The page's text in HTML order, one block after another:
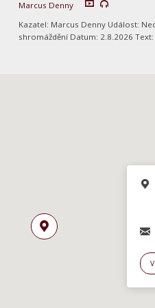
Marcus Denny
Kazatel: Marcus Denny Událost:
shromáždění Datum: 2.8.2026